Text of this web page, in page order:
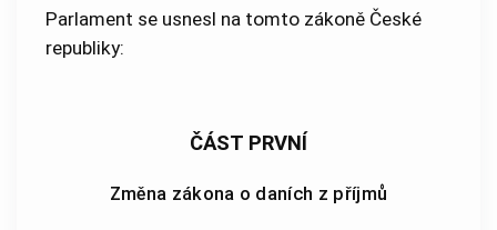
Parlament se usnesl na tomto zákoně České
republiky:
ČÁST PRVNÍ
Změna zákona o daních z příjmů